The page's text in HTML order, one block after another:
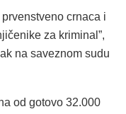
crnaca i
za kriminal”,
na saveznom sudu
od gotovo 32.000